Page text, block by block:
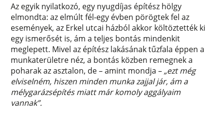
Az egyik nyilatkozó, egy nyugdíjas építész hölgy
elmondta: az elmúlt fél-egy évben pörögtek fel az
események, az Erkel utcai házból akkor költöztették ki
egy ismerősét is, ám a teljes bontás mindenkit
meglepett. Mivel az építész lakásának tűzfala éppen a
munkaterületre néz, a bontás közben remegnek a
poharak az asztalon, de – amint mondja –„ezt még
elviselném, hiszen minden munka zajjal jár, ám a
mélygarázsépítés miatt már komoly aggályaim
vannak”.